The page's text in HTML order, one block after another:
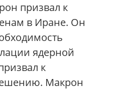
призвал к
в Иране. Он
ядерной
к
Макрон